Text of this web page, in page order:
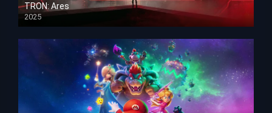
TRON: Ares
2025
HD 1080p